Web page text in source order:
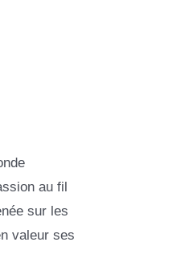
au fil
sur les
valeur ses